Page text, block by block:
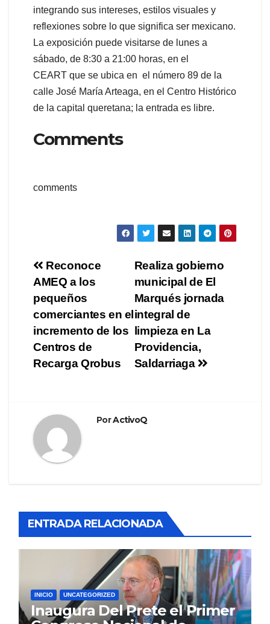
integrando sus intereses, estilos visuales y
reflexiones sobre lo que significa ser mexicano.
La exposición puede visitarse de lunes a
sábado, de 8:30 a 21:00 horas, en el
CEART que se ubica en el número 89 de la
calle José María Arteaga, en el Centro Histórico
de la capital queretana; la entrada es libre.
Comments
comments
Navegación
de
entradas
Realiza gobierno
municipal de El
Marqués jornada
integral de
limpieza en La
Providencia,
Saldarriaga
Reconoce
AMEQ a los
pequeños
comerciantes en el
incremento de los
Centros de
Recarga Qrobus
PorActivoQ
ENTRADA RELACIONADA
INICIO UNCATEGORIZED
Inaugura Del Prete el Primer